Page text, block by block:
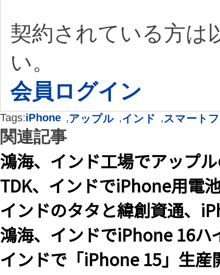
契約されている方は
い。
会員ログイン
Tags:iPhone ,アップル ,インド ,スマート
関連記事
鴻海、インド工場でアップ
TDK、インドでiPhone用電
インドのタタと緯創資通、
鴻海、インドでiPhone 16ハ
インドで「iPhone 15」生産